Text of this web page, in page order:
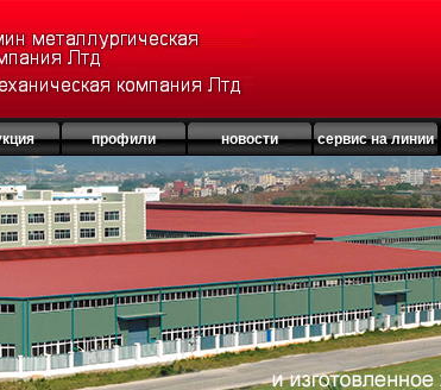
профили новости сервис на линии